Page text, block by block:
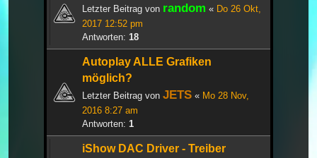
Letzter Beitrag von random « Do 26 Okt,
2017 12:52 pm
Antworten: 18
Autoplay ALLE Grafiken
möglich?
Letzter Beitrag von JETS « Mo 28 Nov,
2016 8:27 am
Antworten: 1
iShow DAC Driver - Treiber